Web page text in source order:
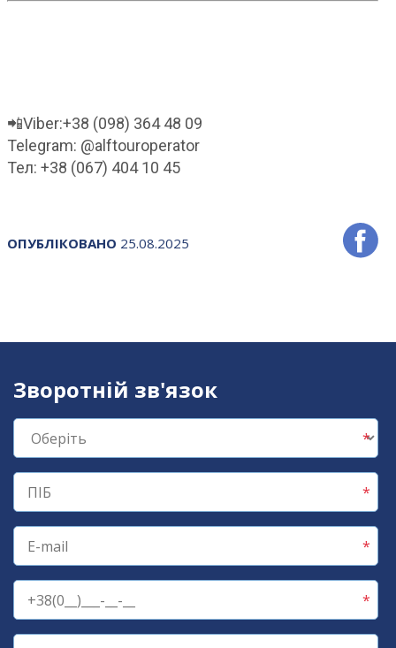
📲Viber:+38 (098) 364 48 09
Telegram: @alftouroperator
Тел: +38 (067) 404 10 45
ОПУБЛІКОВАНО 25.08.2025
Зворотній зв'язок